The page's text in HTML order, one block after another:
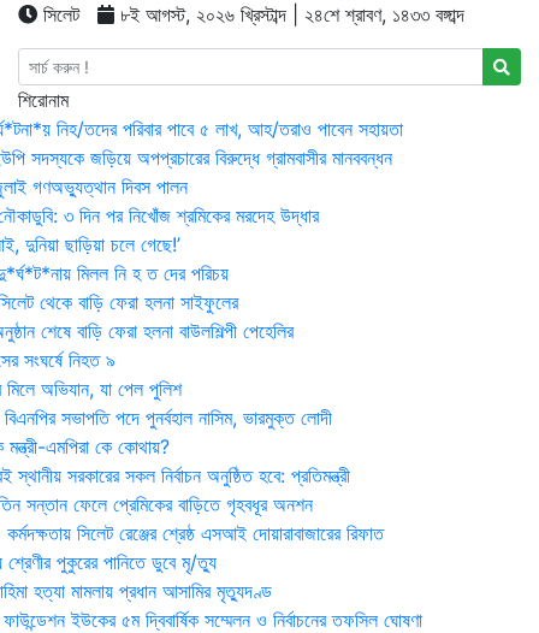
সিলেট ৮ই আগস্ট, ২০২৬ খ্রিস্টাব্দ | ২৪শে শ্রাবণ, ১৪৩৩ বঙ্গাব্দ
শিরোনাম
নিহ/তদের পরিবার পাবে ৫ লাখ, আহ/তরাও পাবেন সহায়তা
সদস্যকে জড়িয়ে অপপ্রচারের বিরুদ্ধে গ্রামবাসীর মানববন্ধন
গণঅভ্যুত্থান দিবস পালন
৩ দিন পর নিখোঁজ শ্রমিকের মরদেহ উদ্ধার
দুনিয়া ছাড়িয়া চলে গেছে!’
মিলল নি হ ত দের পরিচয়
থেকে বাড়ি ফেরা হলনা সাইফুলের
শেষে বাড়ি ফেরা হলনা বাউলশিল্পী পেহেলির
সংঘর্ষে নিহত ৯
মিলে অভিযান, যা পেল পুলিশ
সভাপতি পদে পুনর্বহাল নাসিম, ভারমুক্ত লোদী
মন্ত্রী-এমপিরা কে কোথায়?
সরকারের সকল নির্বাচন অনুষ্ঠিত হবে: প্রতিমন্ত্রী
সন্তান ফেলে প্রেমিকের বাড়িতে গৃহবধূর অনশন
সিলেট রেঞ্জের শ্রেষ্ঠ এসআই দোয়ারাবাজারের রিফাত
শ্রেণীর পুকুরের পানিতে ডুবে মৃ/ত্যু
হত্যা মামলায় প্রধান আসামির মৃত্যুদণ্ড
ইউকের ৫ম দ্বিবার্ষিক সম্মেলন ও নির্বাচনের তফসিল ঘোষণা